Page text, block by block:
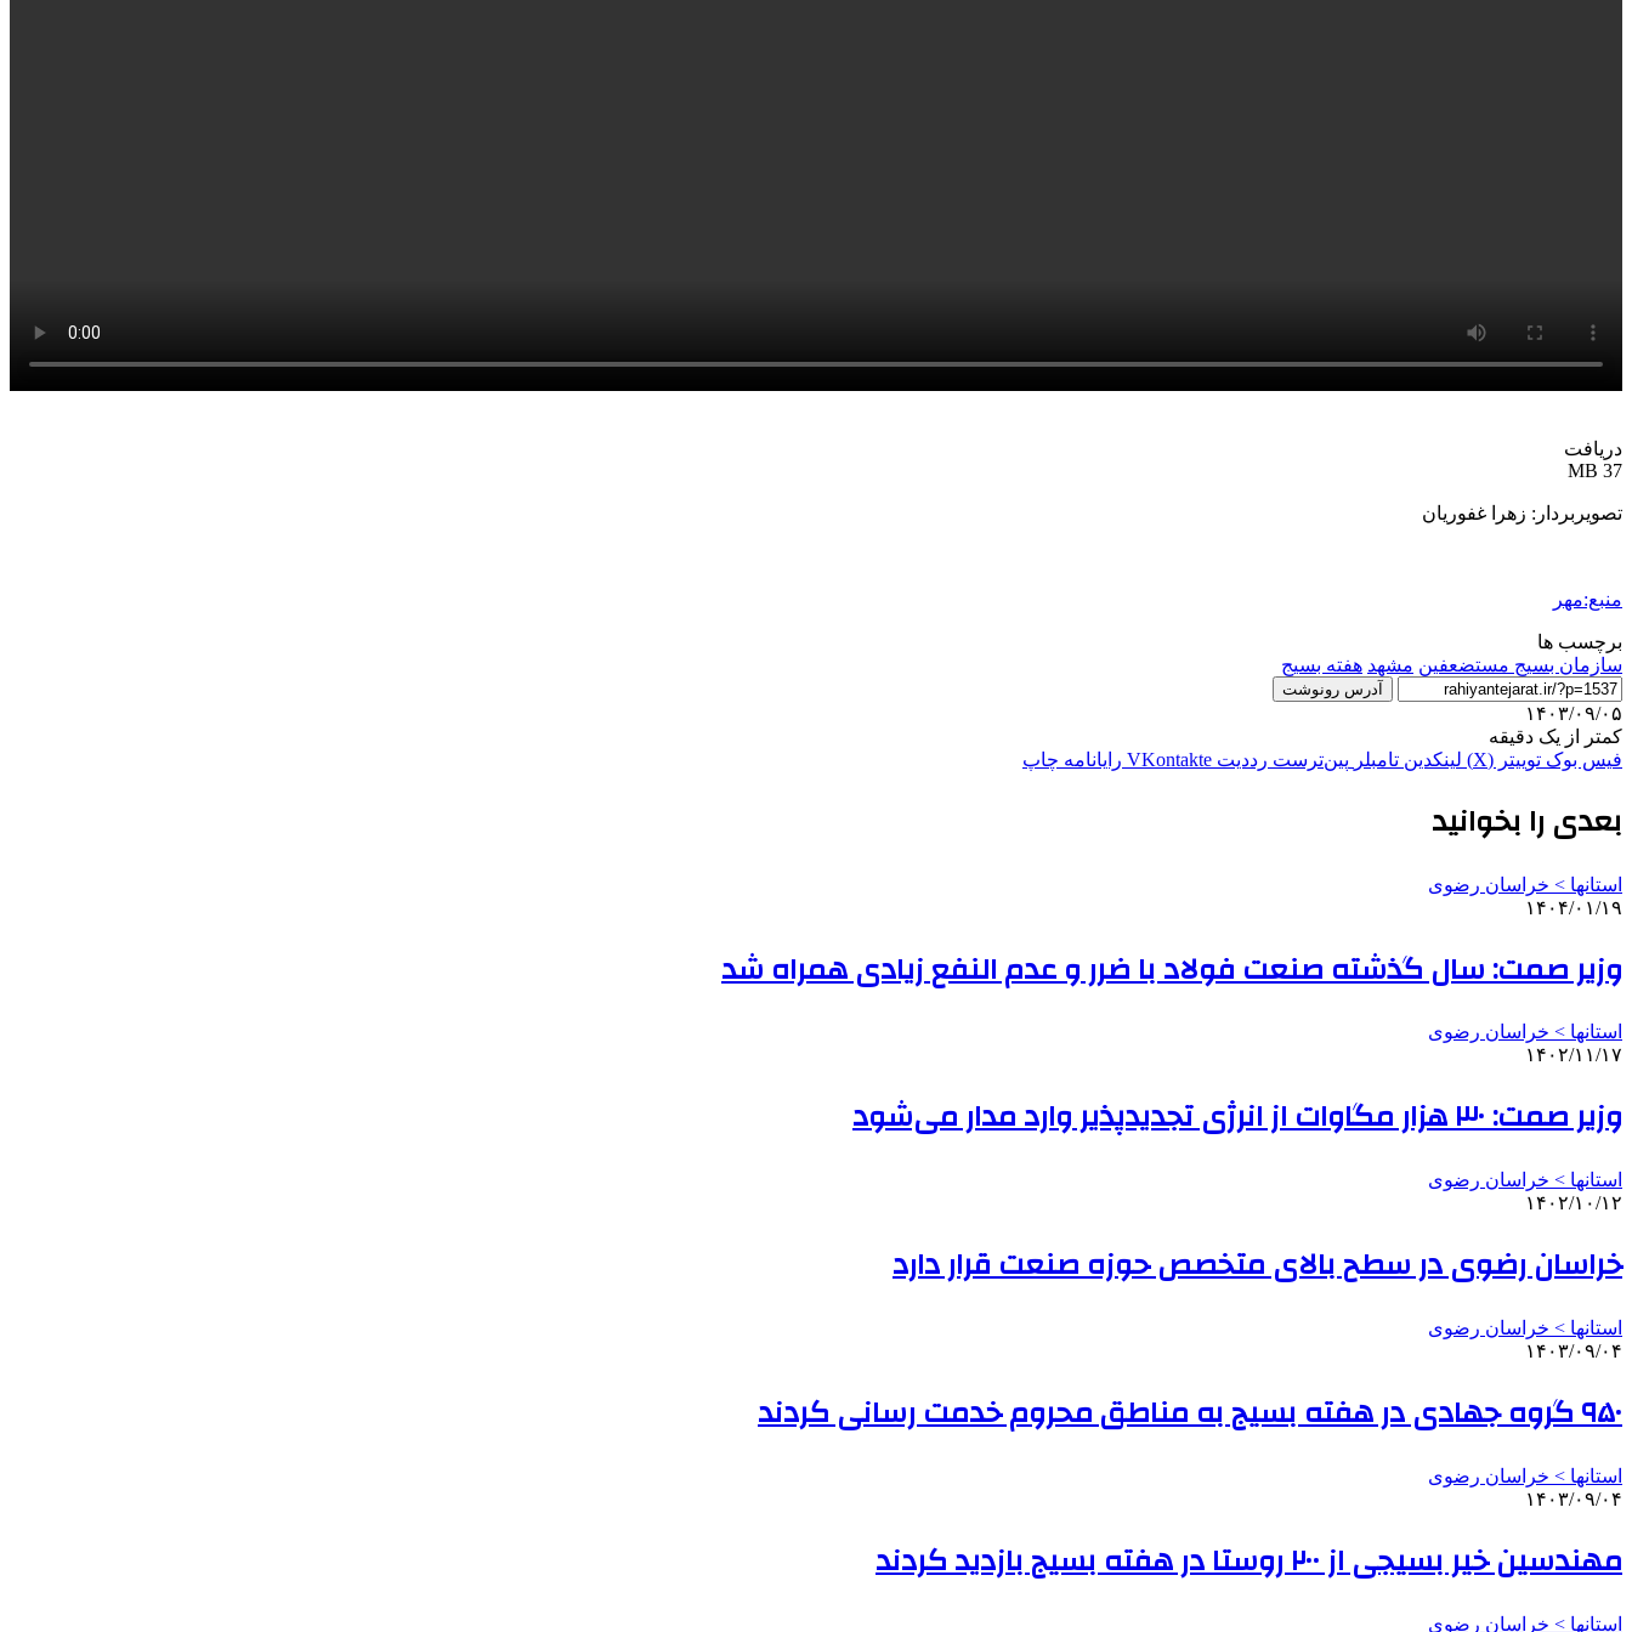
دریافت
37 MB
تصویربردار: زهرا غفوریان
منبع:مهر
برچسب ها
سازمان بسیج مستضعفین مشهد هفته بسیج
آدرس رونوشت
۱۴۰۳/۰۹/۰۵
کمتر از یک دقیقه
فیس بوک توییتر (X) لینکدین ‫تامبلر ‫پین‌ترست ‫رددیت ‫VKontakte رایانامه چاپ
بعدی را بخوانید
استانها > خراسان رضوی
۱۴۰۴/۰۱/۱۹
وزیر صمت: سال گذشته صنعت فولاد با ضرر و عدم النفع زیادی همراه شد
استانها > خراسان رضوی
۱۴۰۲/۱۱/۱۷
وزیر صمت: ۳۰ هزار مگاوات از انرژی تجدیدپذیر وارد مدار می‌شود
استانها > خراسان رضوی
۱۴۰۲/۱۰/۱۲
خراسان رضوی در سطح بالای متخصص حوزه صنعت قرار دارد
استانها > خراسان رضوی
۱۴۰۳/۰۹/۰۴
۹۵۰ گروه جهادی در هفته بسیج به مناطق محروم خدمت رسانی کردند
استانها > خراسان رضوی
۱۴۰۳/۰۹/۰۴
مهندسین خیر بسیجی از ۲۰۰ روستا در هفته بسیج بازدید کردند
استانها > خراسان رضوی